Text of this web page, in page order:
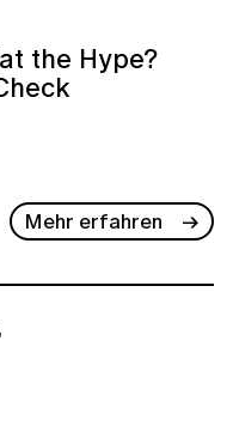
the Hype?
Mehr erfahren